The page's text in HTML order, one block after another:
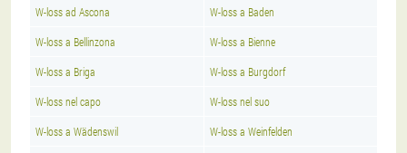
W-loss ad Ascona W-loss a Baden
W-loss a Bellinzona W-loss a Bienne
W-loss a Briga W-loss a Burgdorf
W-loss nel capo W-loss nel suo
W-loss a Wädenswil W-loss a Weinfelden